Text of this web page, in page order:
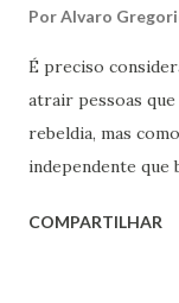
PorAlvaro
É preciso
atrair pessoas
rebeldia, mas
independente que
das corporações.
COMPARTILHAR